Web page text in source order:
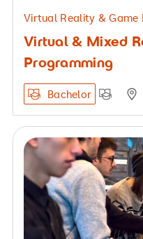
Virtual Reality & Game
Virtual & Mixed
Programming
Bachelor